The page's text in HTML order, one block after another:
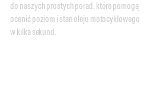
do naszych prostych porad, które pomogą
ocenić poziom i stan oleju motocyklowego
w kilka sekund.